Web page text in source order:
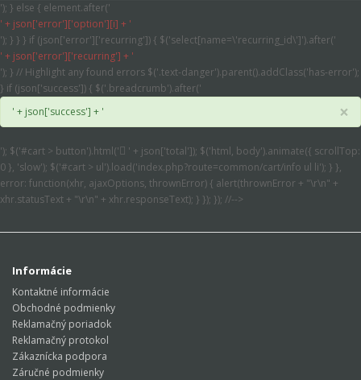
'); } else { element.after('
' + json['error']['option'][i] + '
'); } } } if (json['error']['recurring']) { $('select[name=\'recurring_id\']').after('
' + json['error']['recurring'] + '
'); } // Highlight any found errors $('.text-danger').parent().addClass('has-error');
} if (json['success']) { $('.breadcrumb').after('
' + json['success'] + '
×
'); $('#cart > button').html('
' + json['total']); $('html, body').animate({ scrollTop:
0 }, 'slow'); $('#cart > ul').load('index.php?route=common/cart/info ul li'); } },
error: function(xhr, ajaxOptions, thrownError) { alert(thrownError + "\r\n" +
xhr.statusText + "\r\n" + xhr.responseText); } }); }); //-->
Informácie
Kontaktné informácie
Obchodné podmienky
Reklamačný poriadok
Reklamačný protokol
Zákaznícka podpora
Záručné podmienky